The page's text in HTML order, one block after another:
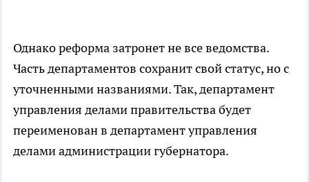
Однако реформа затронет не все ведомства.
Часть департаментов сохранит свой статус, но с
уточненными названиями. Так, департамент
управления делами правительства будет
переименован в департамент управления
делами администрации губернатора.